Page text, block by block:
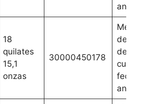
18
quilates
15,1
onzas
30000450178
del 2
de
fecha